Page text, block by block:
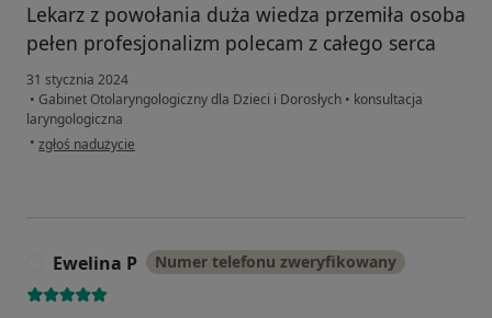
Lekarz z powołania duża wiedza przemiła osoba
pełen profesjonalizm polecam z całego serca
31 stycznia 2024
• Gabinet Otolaryngologiczny dla Dzieci i Dorosłych • konsultacja
laryngologiczna
• w opinii użytkownika Małgorzata Wołek
zgłoś nadużycie
Ewelina P Numer telefonu zweryfikowany